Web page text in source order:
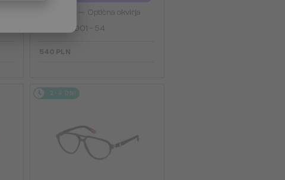
Optična okvirja
ML5197 - 001 - 54
540 PLN
2-4 DNI